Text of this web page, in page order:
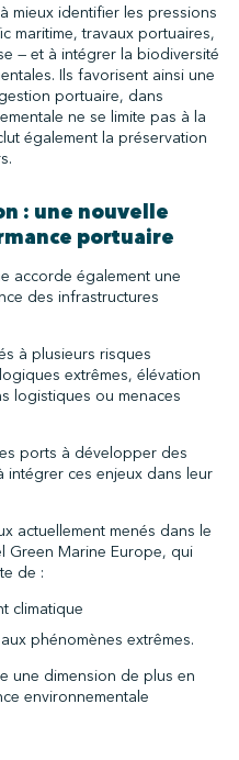
mieux identifier les pressions
maritime, travaux portuaires,
— et à intégrer la biodiversité
Ils favorisent ainsi une
portuaire, dans
ne se limite pas à la
également la préservation
: une nouvelle
portuaire
accorde également une
des infrastructures
à plusieurs risques
extrêmes, élévation
logistiques ou menaces
ports à développer des
intégrer ces enjeux dans leur
actuellement menés dans le
Green Marine Europe, qui
de :
climatique
phénomènes extrêmes.
une dimension de plus en
environnementale